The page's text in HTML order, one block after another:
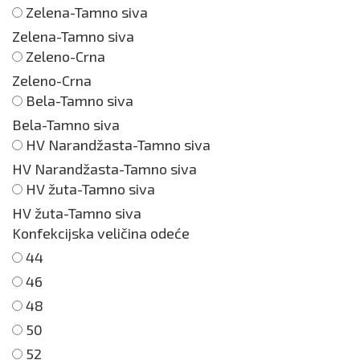
Zelena-Tamno siva
Zelena-Tamno siva
Zeleno-Crna
Zeleno-Crna
Bela-Tamno siva
Bela-Tamno siva
HV Narandžasta-Tamno siva
HV Narandžasta-Tamno siva
HV žuta-Tamno siva
HV žuta-Tamno siva
Konfekcijska veličina odeće
44
46
48
50
52